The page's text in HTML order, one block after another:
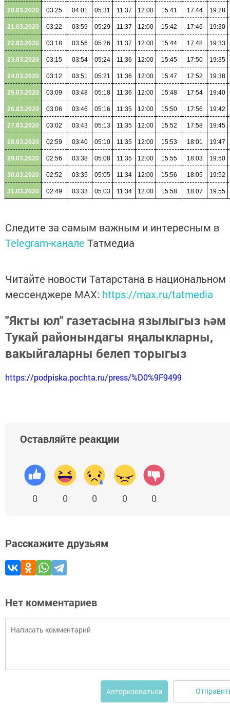
20.03.2020 03:25 04:01 05:31 11:37 12:00 15:41 17:44 19:28
21.03.2020 03:22 03:59 05:29 11:37 12:00 15:42 17:46 19:30
22.03.2020 03:18 03:56 05:26 11:37 12:00 15:44 17:48 19:33
23.03.2020 03:15 03:54 05:24 11:36 12:00 15:45 17:50 19:35
24.03.2020 03:12 03:51 05:21 11:36 12:00 15:47 17:52 19:38
25.03.2020 03:09 03:48 05:18 11:36 12:00 15:48 17:54 19:40
26.03.2020 03:06 03:46 05:16 11:35 12:00 15:50 17:56 19:42
27.03.2020 03:02 03:43 05:13 11:35 12:00 15:52 17:58 19:45
28.03.2020 02:59 03:40 05:10 11:35 12:00 15:53 18:01 19:47
29.03.2020 02:56 03:38 05:08 11:35 12:00 15:55 18:03 19:50
30.03.2020 02:52 03:35 05:05 11:34 12:00 15:56 18:05 19:52
31.03.2020 02:49 03:33 05:03 11:34 12:00 15:58 18:07 19:55
Следите за самым важным и интересным в
Telegram-канале Татмедиа
Читайте новости Татарстана в национальном
мессенджере MАХ: https://max.ru/tatmedia
"Якты юл" газетасына язылыгыз һәм
Тукай районындагы яңалыкларны,
вакыйгаларны белеп торыгыз
https://podpiska.pochta.ru/press/%D0%9F9499
Оставляйте реакции
0 0 0 0 0
Расскажите друзьям
Нет комментариев
Авторизоваться